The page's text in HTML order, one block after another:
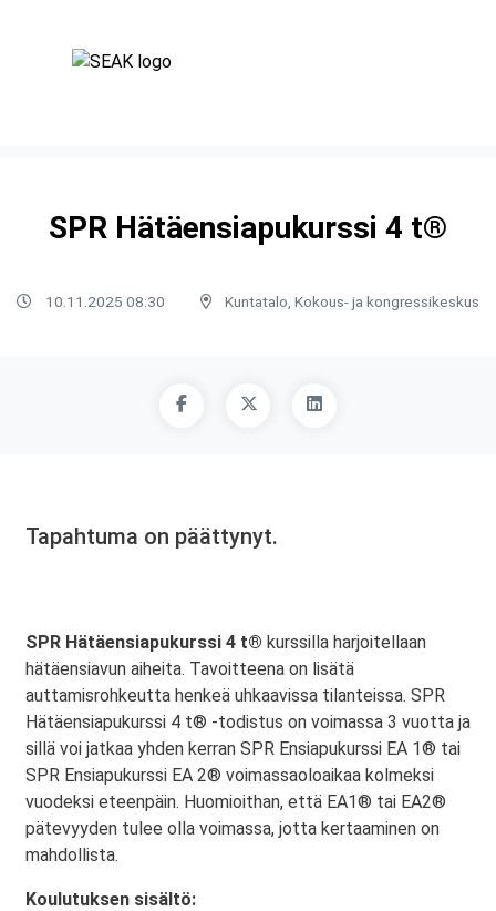
SPR Hätäensiapukurssi 4 t®
10.11.2025 08:30 Kuntatalo, Kokous- ja kongressikeskus
Tapahtuma on päättynyt.
SPR Hätäensiapukurssi 4 t® kurssilla harjoitellaan
hätäensiavun aiheita. Tavoitteena on lisätä
auttamisrohkeutta henkeä uhkaavissa tilanteissa. SPR
Hätäensiapukurssi 4 t® -todistus on voimassa 3 vuotta ja
sillä voi jatkaa yhden kerran SPR Ensiapukurssi EA 1® tai
SPR Ensiapukurssi EA 2® voimassaoloaikaa kolmeksi
vuodeksi eteenpäin. Huomioithan, että EA1® tai EA2®
pätevyyden tulee olla voimassa, jotta kertaaminen on
mahdollista.
Koulutuksen sisältö: